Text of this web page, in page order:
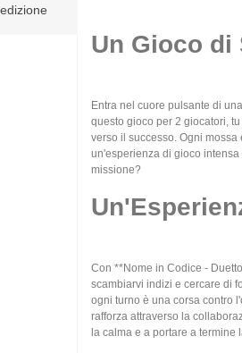
Un Gioco di
Entra nel cuore pulsante di
questo gioco per 2 giocatori,
verso il successo. Ogni
un'esperienza di gioco
missione?
Con **Nome in Codice -
scambiarvi indizi e cercare di
ogni turno è una corsa contro
rafforza attraverso la
la calma e a portare a